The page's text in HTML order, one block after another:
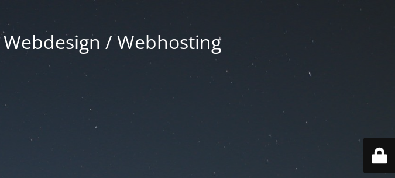
/ Webhosting